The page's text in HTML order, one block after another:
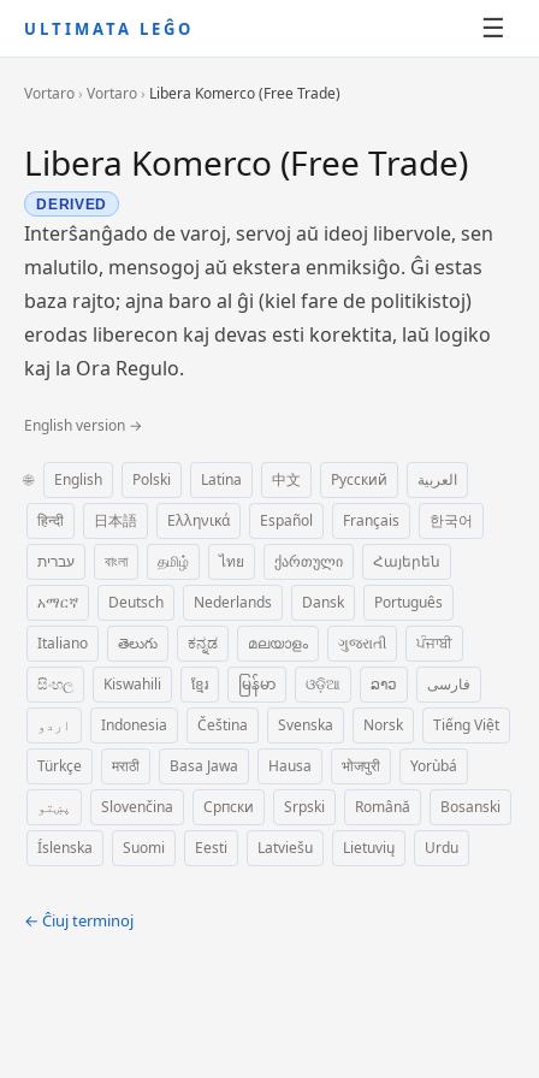
ULTIMATA LEĜO ☰
Vortaro › Vortaro › Libera Komerco (Free Trade)
Libera Komerco (Free Trade)
DERIVED
Interŝanĝado de varoj, servoj aŭ ideoj libervole, sen
malutilo, mensogoj aŭ ekstera enmiksiĝo. Ĝi estas
baza rajto; ajna baro al ĝi (kiel fare de politikistoj)
erodas liberecon kaj devas esti korektita, laŭ logiko
kaj la Ora Regulo.
English version →
🌐 English Polski Latina 中文 Русский
العربية
हिन्दी
日本語 Ελληνικά Español Français
한국어
עברית
বাংলা தமிழ் ไทย ქართული
Հայերեն
አማርኛ
Deutsch Nederlands Dansk
Português
Italiano
తెలుగు ಕನ್ನಡ മലയാളം ગુજરાતી
ਪੰਜਾਬੀ
සිංහල
Kiswahili ខ្មែរ မြန်မာ ଓଡ଼ିଆ ລາວ
فارسی
اردو
Indonesia Čeština Svenska Norsk
Tiếng Việt
Türkçe
मराठी Basa Jawa Hausa भोजपुरी
Yorùbá
پښتو
Slovenčina Српски Srpski Română
Bosanski
Íslenska
Suomi Eesti Latviešu Lietuvių Urdu
← Ĉiuj terminoj